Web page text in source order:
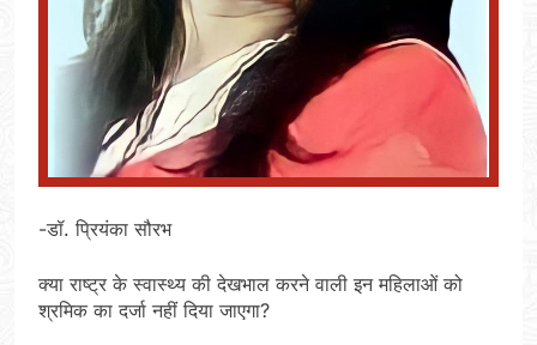
-डॉ. प्रियंका सौरभ
क्या राष्ट्र के स्वास्थ्य की देखभाल करने वाली इन महिलाओं को
श्रमिक का दर्जा नहीं दिया जाएगा?